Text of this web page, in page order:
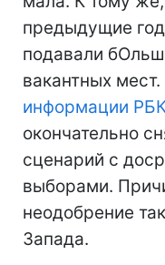
предыдущие
подавали
вакантных
информации
окончательно
сценарий с
выборами.
неодобрение
Запада.